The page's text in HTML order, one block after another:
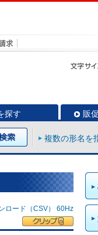
探す 販
複数の形名を
ロード（CSV） 60Hz